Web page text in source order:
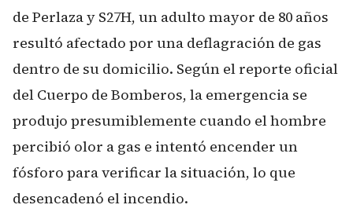
de Perlaza y S27H, un adulto mayor de 80 años
resultó afectado por una deflagración de gas
dentro de su domicilio. Según el reporte oficial
del Cuerpo de Bomberos, la emergencia se
produjo presumiblemente cuando el hombre
percibió olor a gas e intentó encender un
fósforo para verificar la situación, lo que
desencadenó el incendio.